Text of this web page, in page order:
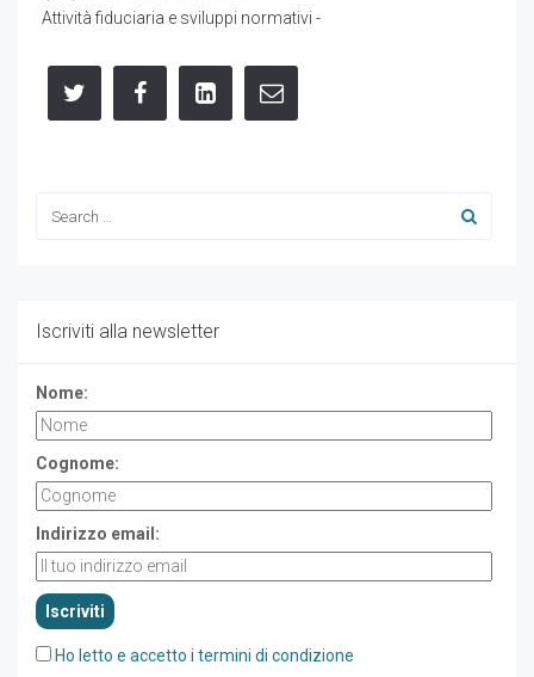
Attività fiduciaria e sviluppi normativi -
Iscriviti alla newsletter
Nome:
Cognome:
Indirizzo email:
Ho letto e accetto i termini di condizione